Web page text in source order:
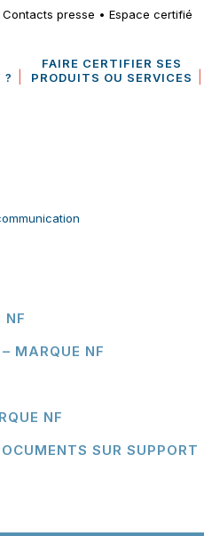
Contacts presse •Espace certifié
?
FAIRE CERTIFIER SES
PRODUITS OU SERVICES
NF
MARQUE NF
NF
SUR